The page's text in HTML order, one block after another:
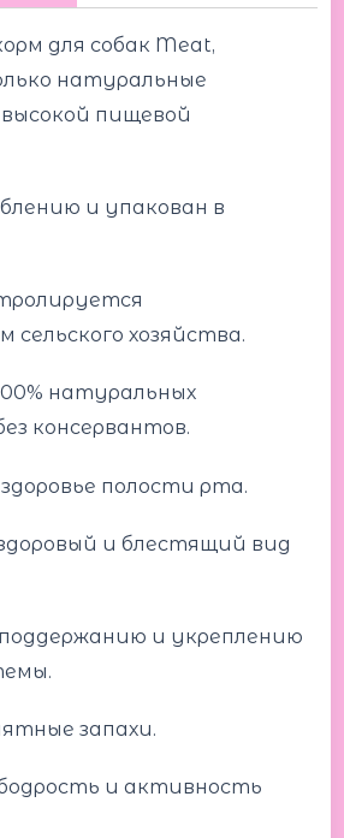
для собак Meat,
натуральные
пищевой
и упакован в
хозяйства.
натуральных
консервантов.
полости рта.
и блестящий вид
и укреплению
запахи.
и активность